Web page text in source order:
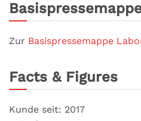
Zur Basispressemappe
Facts & Figures
Kunde seit: 2017